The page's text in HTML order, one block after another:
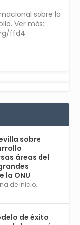
sobre la
Ver más:
ffd4
2 con la
Catálisis, y
Del día 3 al
de Ciencias
5 y 6 Jornadas
sobre
áreas del
la ONU
de inicio,
de éxito